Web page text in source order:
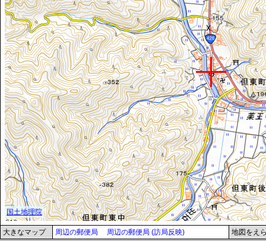
大きなマップ 周辺の郵便局 周辺の郵便局 (訪局反映) 地図をえ